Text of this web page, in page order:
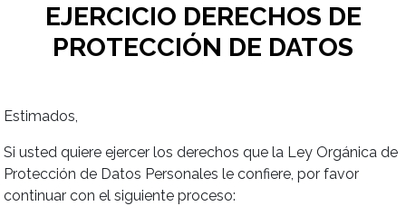
EJERCICIO DERECHOS DE
PROTECCIÓN DE DATOS
Estimados,
Si usted quiere ejercer los derechos que la Ley Orgánica de
Protección de Datos Personales le confiere, por favor
continuar con el siguiente proceso: